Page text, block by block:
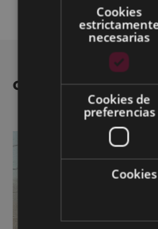
OTRAS NOTICIAS
Cookies
necesarias
Cookies de
preferencias